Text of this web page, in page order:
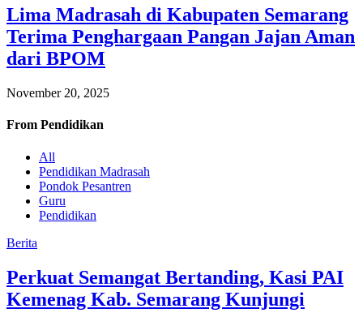
Lima Madrasah di Kabupaten Semarang
Terima Penghargaan Pangan Jajan Aman
dari BPOM
November 20, 2025
From Pendidikan
All
Pendidikan Madrasah
Pondok Pesantren
Guru
Pendidikan
Berita
Perkuat Semangat Bertanding, Kasi PAI
Kemenag Kab. Semarang Kunjungi